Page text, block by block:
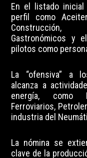
En el listado
perfil como
Construcción,
Gastronómicos y
pilotos como
La “ofensiva” a
alcanza a
energía, como
Ferroviarios,
industria del
La nómina se
clave de la